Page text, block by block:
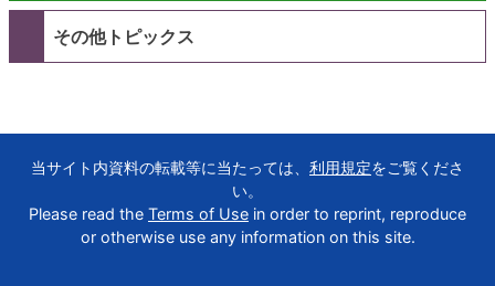
その他トピックス
当サイト内資料の転載等に当たっては、 利用規定をご覧くださ
い。
Please read the Terms of Use in order to reprint, reproduce
or otherwise use any information on this site.